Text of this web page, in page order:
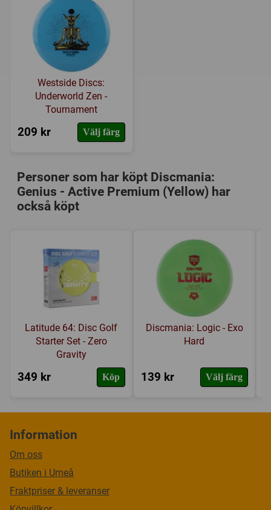
Westside Discs:
Underworld Zen -
Tournament
209 kr Välj färg
Personer som har köpt Discmania:
Genius - Active Premium (Yellow) har
också köpt
Latitude 64: Disc Golf
Starter Set - Zero
Gravity
349 kr Köp
Discmania: Logic - Exo
Hard
139 kr Välj färg
Information
Om oss
Butiken i Umeå
Fraktpriser & leveranser